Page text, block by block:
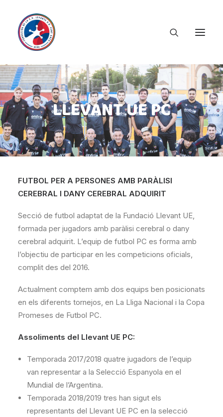
LLEVANT UE PC
FUTBOL PER A PERSONES AMB PARÀLISI
CEREBRAL I DANY CEREBRAL ADQUIRIT
Secció de futbol adaptat de la Fundació Llevant UE,
formada per jugadors amb paràlisi cerebral o dany
cerebral adquirit. L’equip de futbol PC es forma amb
l’objectiu de participar en les competicions oficials,
complit des del 2016.
Actualment comptem amb dos equips ben posicionats
en els diferents tornejos, en La Lliga Nacional i la Copa
Promeses de Futbol PC.
Assoliments del Llevant UE PC:
Temporada 2017/2018 quatre jugadors de l’equip
van representar a la Selecció Espanyola en el
Mundial de l’Argentina.
Temporada 2018/2019 tres han sigut els
representants del Llevant UE PC en la selecció